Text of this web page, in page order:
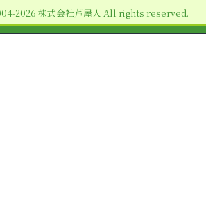
2026 株式会社芦屋人 All rights reserved.